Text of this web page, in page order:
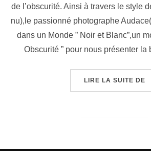
de l’obscurité. Ainsi à travers le style
nu),le passionné photographe
dans un Monde ” Noir et Blanc”,un
Obscurité ” pour nous présenter
LIRE LA SUITE DE